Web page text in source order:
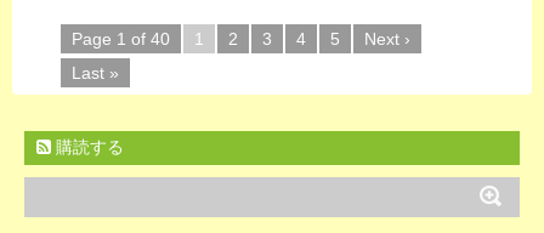
Page 1 of 40 1 2 3 4 5
Next ›
Last »
購読する